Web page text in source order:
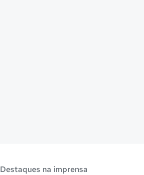
Destaques na imprensa